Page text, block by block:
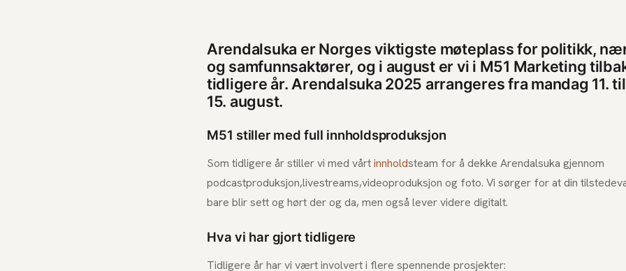
Arendalsuka er Norges viktigste møteplass for politikk,
og samfunnsaktører, og i august er vi i M51 Marketing
tidligere år. Arendalsuka 2025 arrangeres fra mandag 11.
15. august.
M51 stiller med full innholdsproduksjon
Som tidligere år stiller vi med vårtinnholdsteam for å dekke Arendalsuka gjennom
podcastproduksjon,livestreams,videoproduksjon og foto. Vi sørger for at din
bare blir sett og hørt der og da, men også lever videre digitalt.
Hva vi har gjort tidligere
Tidligere år har vi vært involvert i flere spennende prosjekter: